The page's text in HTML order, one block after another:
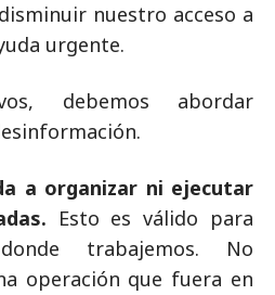
nuestro acceso a
urgente.
debemos abordar
a organizar ni ejecutar
Esto es válido para
trabajemos. No
operación que fuera en